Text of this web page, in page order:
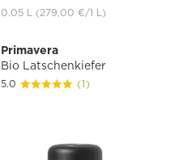
0.05 L (279,00 €/1 L)
Primavera
Bio Latschenkiefer
5.0 (1)